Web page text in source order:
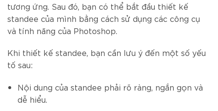
tương ứng. Sau đó, bạn có thể bắt đầu thiết kế
standee của mình bằng cách sử dụng các công cụ
và tính năng của Photoshop.
Khi thiết kế standee, bạn cần lưu ý đến một số yếu
tố sau:
Nội dung của standee phải rõ ràng, ngắn gọn và
dễ hiểu.